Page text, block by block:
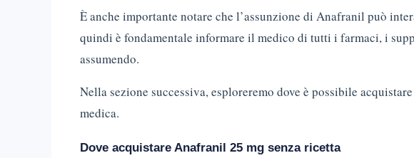
È anche importante notare che l’assunzione di Anafranil può
quindi è fondamentale informare il medico di tutti i farmaci, i
assumendo.
Nella sezione successiva, esploreremo dove è possibile
medica.
Dove acquistare Anafranil 25 mg senza ricetta